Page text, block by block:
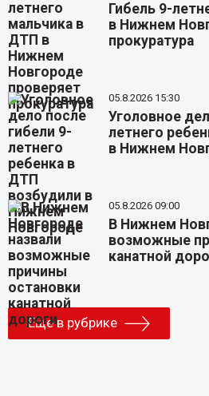
Гибель 9-
в Нижнем
прокуратура
05.8.2026 15:30
Уголовное
летнего
в Нижнем
05.8.2026 09:00
В Нижнем
возможные
канатной
Еще в рубрике